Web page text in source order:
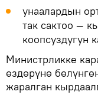
унаалардын
так сактоо —
коопсуздугун
Министрликке
өздөрүнө
жаралган